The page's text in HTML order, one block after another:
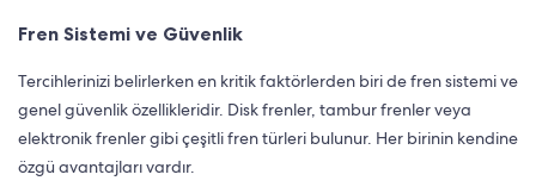
Fren Sistemi ve Güvenlik
Tercihlerinizi belirlerken en kritik faktörlerden biri de fren sistemi ve
genel güvenlik özellikleridir. Disk frenler, tambur frenler veya
elektronik frenler gibi çeşitli fren türleri bulunur. Her birinin kendine
özgü avantajları vardır.